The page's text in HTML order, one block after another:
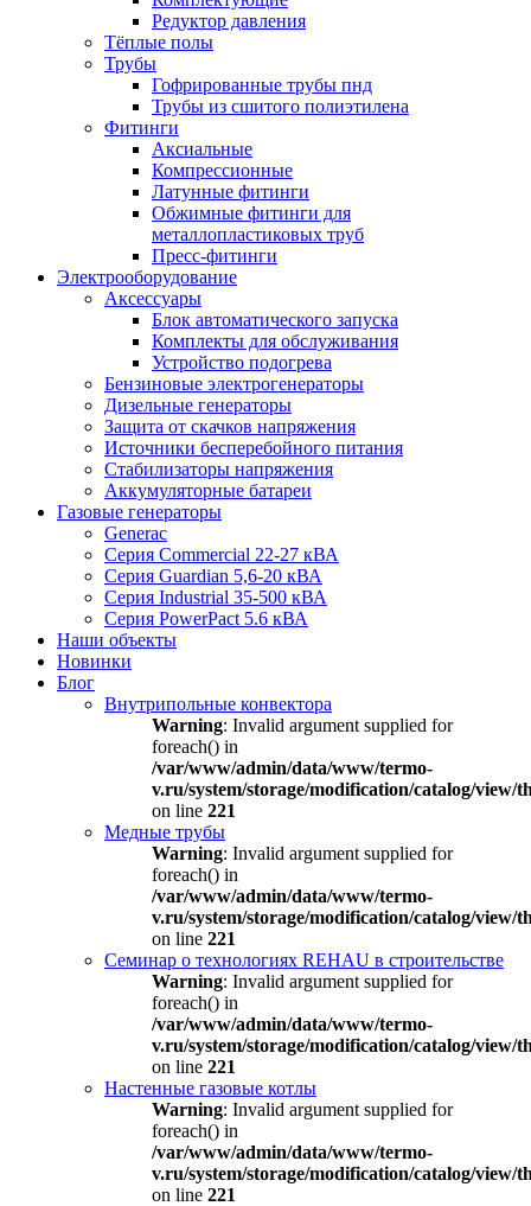
Редуктор давления
Тёплые полы
Трубы
Гофрированные трубы пнд
Трубы из сшитого полиэтилена
Фитинги
Аксиальные
Компрессионные
Латунные фитинги
Обжимные фитинги для
металлопластиковых труб
Пресс-фитинги
Электрооборудование
Аксессуары
Блок автоматического запуска
Комплекты для обслуживания
Устройство подогрева
Бензиновые электрогенераторы
Дизельные генераторы
Защита от скачков напряжения
Источники бесперебойного питания
Стабилизаторы напряжения
Аккумуляторные батареи
Газовые генераторы
Generac
Серия Commercial 22-27 кВА
Серия Guardian 5,6-20 кВА
Серия Industrial 35-500 кВА
Серия PowerPact 5.6 кВА
Наши объекты
Новинки
Блог
Внутрипольные конвектора
Warning: Invalid argument supplied for
foreach() in
/var/www/admin/data/www/termo-
v.ru/system/storage/modification/catalog/view/
on line 221
Медные трубы
Warning: Invalid argument supplied for
foreach() in
/var/www/admin/data/www/termo-
v.ru/system/storage/modification/catalog/view/
on line 221
Семинар о технологиях REHAU в строительстве
Warning: Invalid argument supplied for
foreach() in
/var/www/admin/data/www/termo-
v.ru/system/storage/modification/catalog/view/
on line 221
Настенные газовые котлы
Warning: Invalid argument supplied for
foreach() in
/var/www/admin/data/www/termo-
v.ru/system/storage/modification/catalog/view/
on line 221